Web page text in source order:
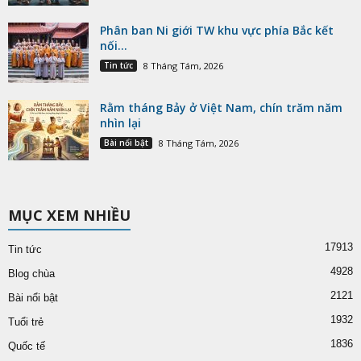
Phân ban Ni giới TW khu vực phía Bắc kết
nối...
Tin tức 8 Tháng Tám, 2026
Rằm tháng Bảy ở Việt Nam, chín trăm năm
nhìn lại
Bài nổi bật 8 Tháng Tám, 2026
MỤC XEM NHIỀU
Tin tức 17913
Blog chùa 4928
Bài nổi bật 2121
Tuổi trẻ 1932
Quốc tế 1836